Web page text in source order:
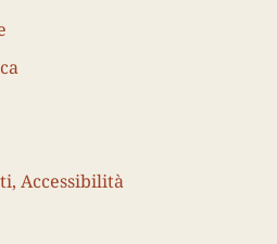
Accessibilità